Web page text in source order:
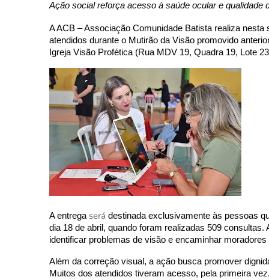
Ação social reforça acesso à saúde ocular e
A ACB – Associação Comunidade Batista realiza
atendidos durante o Mutirão da Visão promovido
Igreja Visão Profética (Rua MDV 19, Quadra 19, Lote
A entrega será destinada exclusivamente às pessoas
dia 18 de abril, quando foram realizadas 509
identificar problemas de visão e encaminhar
Além da correção visual, a ação busca promover
Muitos dos atendidos tiveram acesso, pela primeira